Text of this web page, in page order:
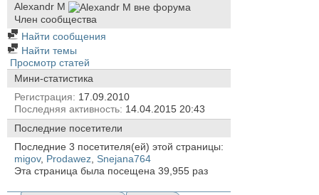
Alexandr M
Член сообщества
Найти сообщения
Найти темы
Просмотр статей
Мини-статистика
Регистрация
17.09.2010
Последняя активность 14.04.2015 20:43
Последние посетители
Последние 3 посетителя(ей) этой страницы:
migov, Prodawez Snejana764
Эта страница была посещена 39,955 раз